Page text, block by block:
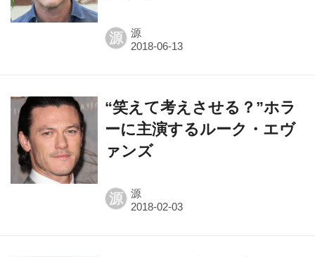
源 源
“笑えて考えさせる？”ホラ
ーに主演するルーク・エヴ
ァンズ
源 源